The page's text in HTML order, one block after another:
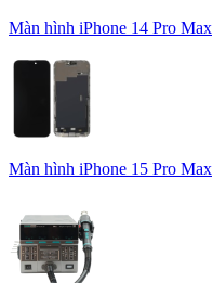
Màn hình iPhone 14 Pro Max
Màn hình iPhone 15 Pro Max